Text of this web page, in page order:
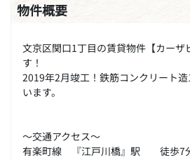
物件概要
文京区関口1丁目の賃貸物件【カーザ
す！
2019年2月竣工！鉄筋コンクリート
います。
～交通アクセス～
有楽町線 『江戸川橋』駅 徒歩7